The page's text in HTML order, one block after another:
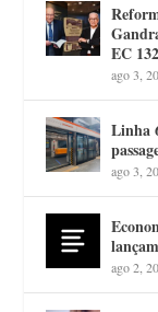
EC
ago 3,
Linha
ago 3,
ago 2,